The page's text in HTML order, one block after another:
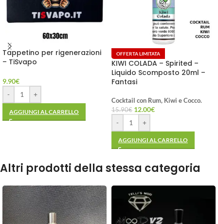
Tappetino per rigenerazioni
– TiSvapo
9.90€
-
+
AGGIUNGI AL CARRELLO
OFFERTA LIMITATA
KIWI COLADA – Spirited –
Liquido Scomposto 20ml –
Fantasi
Cocktail con Rum, Kiwi e Cocco.
15.90€ 12.00€
- +
AGGIUNGI AL CARRELLO
Altri prodotti della stessa categoria